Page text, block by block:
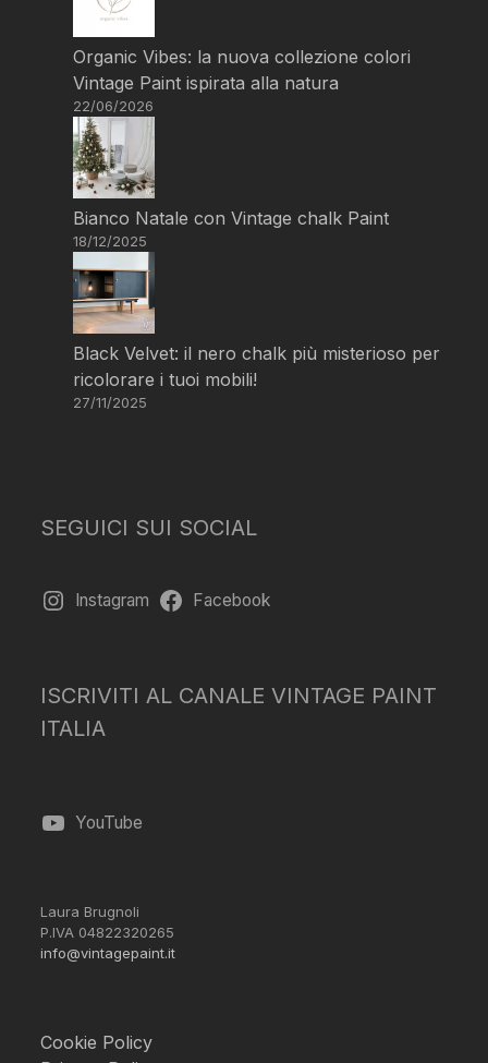
Organic Vibes: la nuova collezione colori
Vintage Paint ispirata alla natura
22/06/2026
Bianco Natale con Vintage chalk Paint
18/12/2025
Black Velvet: il nero chalk più misterioso per
ricolorare i tuoi mobili!
27/11/2025
SEGUICI SUI SOCIAL
Instagram Facebook
ISCRIVITI AL CANALE VINTAGE PAINT
ITALIA
YouTube
Laura Brugnoli
P.IVA 04822320265
info@vintagepaint.it
Cookie Policy